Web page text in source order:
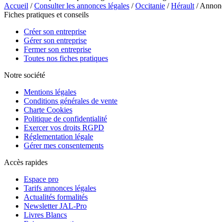
Accueil /Consulter les annonces légales /Occitanie /Hérault /
Fiches pratiques et conseils
Créer son entreprise
Gérer son entreprise
Fermer son entreprise
Toutes nos fiches pratiques
Notre société
Mentions légales
Conditions générales de vente
Charte Cookies
Politique de confidentialité
Exercer vos droits RGPD
Réglementation légale
Gérer mes consentements
Accès rapides
Espace pro
Tarifs annonces légales
Actualités formalités
Newsletter JAL-Pro
Livres Blancs